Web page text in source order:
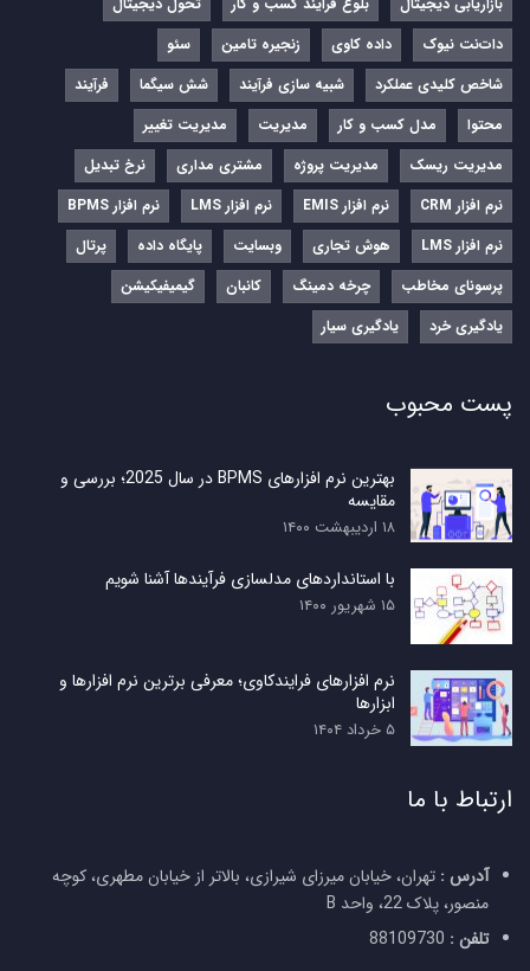
دات‌نت نیوک
داده کاوی زنجیره تامین
سئو
شاخص کلیدی عملکرد
شبیه سازی فرآیند شش سیگما
فرآیند
محتوا
مدل کسب و کار مدیریت
مدیریت تغییر
مدیریت ریسک
مدیریت پروژه مشتری مداری
نرخ تبدیل
نرم‌ افزار CRM
نرم‌ افزار EMIS نرم‌ افزار LMS
نرم افزار BPMS
نرم افزار LMS
هوش تجاری وبسایت پایگاه داده
پرتال
پرسونای مخاطب
چرخه دمینگ کانبان
گیمیفیکیشن
یادگیری خرد
یادگیری سیار
پست محبوب
بهترین نرم افزارهای BPMS در سال 2025؛ بررسی و
مقایسه
۱۸ اردیبهشت ۱۴۰۰
با استانداردهای مدلسازی فرآیندها آشنا شویم
۱۵ شهریور ۱۴۰۰
نرم افزارهای فرایندکاوی؛ معرفی برترین نرم افزارها و
ابزارها
۵ خرداد ۱۴۰۴
ارتباط با ما
آدرس : تهران، خیابان میرزای شیرازی، بالاتر از خیابان مطهری، کوچه
منصور، پلاک 22، واحد B
تلفن :